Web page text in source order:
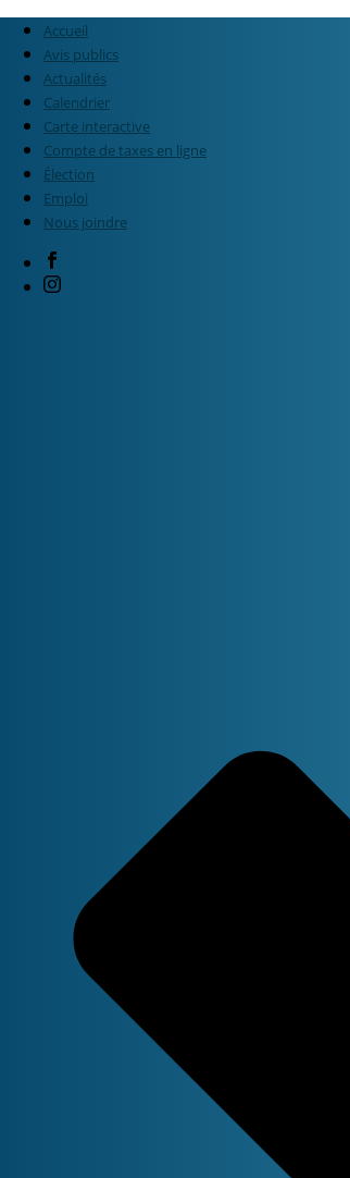
Accueil
Avis publics
Actualités
Calendrier
Carte interactive
Compte de taxes en ligne
Élection
Emploi
Nous joindre